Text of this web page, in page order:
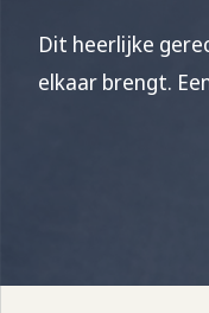
Dit heerlijke
elkaar brengt.